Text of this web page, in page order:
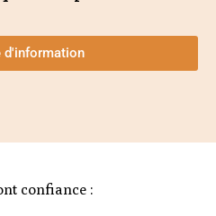
d'information
confiance :